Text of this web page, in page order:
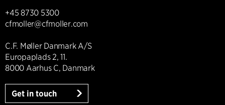
+45 8730 5300
cfmoller@cfmoller.com
C.F. Møller Danmark A/S
Europaplads 2, 11.
8000 Aarhus C, Danmark
Get in touch